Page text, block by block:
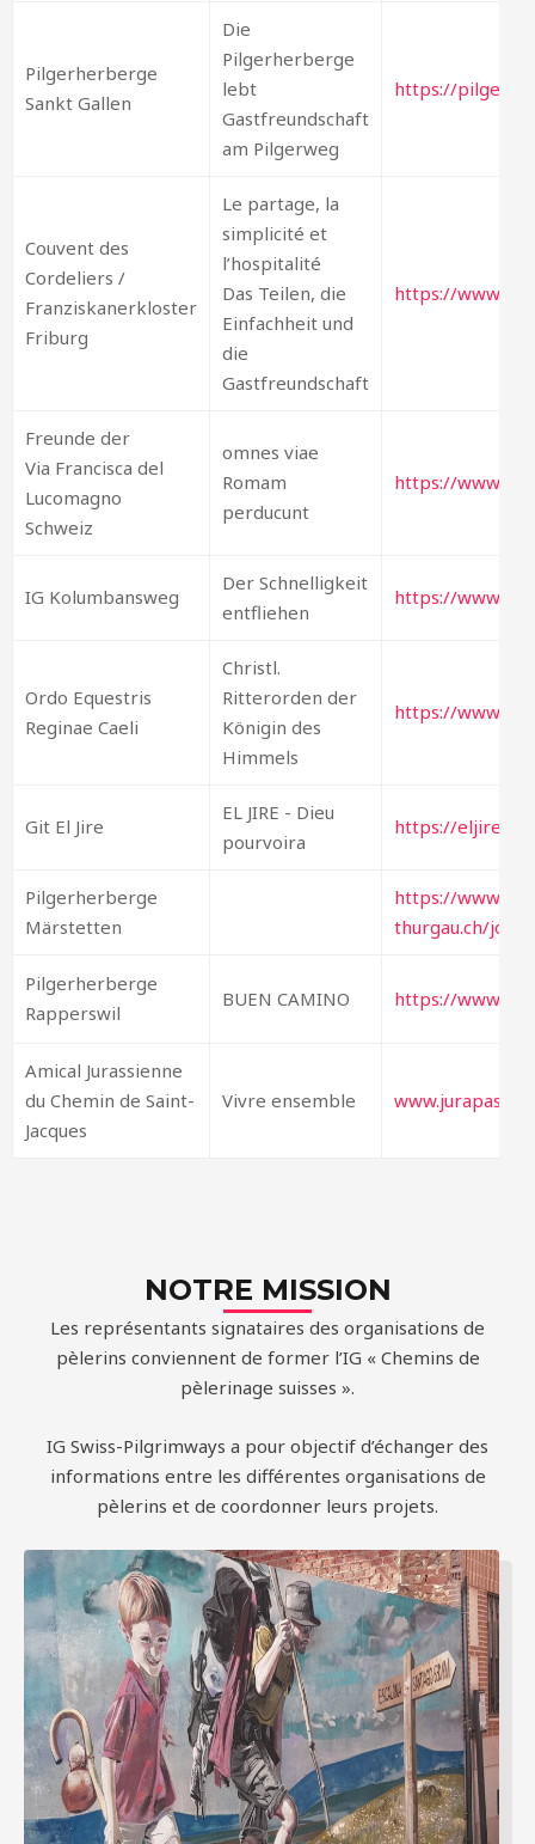
Pilgerherberge
Sankt Gallen
Die
Pilgerherberge
lebt
Gastfreundschaft
am Pilgerweg
https://
Couvent des
Cordeliers /
Franziskanerkloster
Friburg
Le partage, la
simplicité et
l’hospitalité
Das Teilen, die
Einfachheit und
die
Gastfreundschaft
https://
Freunde der
Via Francisca del
Lucomagno
Schweiz
omnes viae
Romam
perducunt
https://
IG Kolumbansweg
Der Schnelligkeit
entfliehen
https://
Ordo Equestris
Reginae Caeli
Christl.
Ritterorden der
Königin des
Himmels
https://
Git El Jire
EL JIRE - Dieu
pourvoira
https://
Pilgerherberge
Märstetten
https://
thurgau.ch/
Pilgerherberge
Rapperswil
BUEN CAMINO https://
Amical Jurassienne
du Chemin de Saint-
Jacques
Vivre ensemble
NOTRE MISSION
Les représentants signataires des organisations de
pèlerins conviennent de former l’IG « Chemins de
pèlerinage suisses ».
IG Swiss-Pilgrimways a pour objectif d’échanger des
informations entre les différentes organisations de
pèlerins et de coordonner leurs projets.